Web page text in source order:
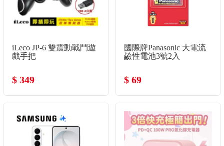
iLeco JP-6 雙震動戰鬥遊
戲手把
$ 349
國際牌Panasonic 大電流
鹼性電池3號2入
$ 69